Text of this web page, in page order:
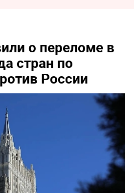
о переломе в
стран по
России